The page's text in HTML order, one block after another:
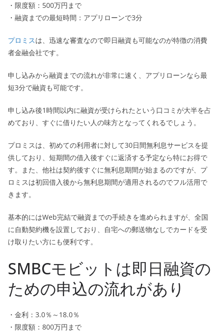
・限度額：500万円まで
・融資までの最短時間：アプリローンで3分
プロミスは、迅速な審査なので即日融資も可能なのが特徴の消費
者金融会社です。
申し込みから融資までの流れが非常に速く、アプリローンなら最
短3分で融資も可能です。
申し込み後1時間以内に融資が受けられたという口コミが大半を占
めており、すぐに借りたい人の味方となってくれるでしょう。
プロミスは、初めての利用者に対して30日間無利息サービスを提
供しており、短期間の借入後すぐに返済する予定なら特にお得で
す。また、他社は契約後すぐに無利息期間が始まるのですが、プ
ロミスは初回借入後から無利息期間が適用されるのでフル活用で
きます。
基本的にはWeb完結で融資までの手続きを進められますが、全国
に自動契約機を設置しており、自宅への郵送物なしでカードを受
け取りたい方にも便利です。
SMBCモビットは即日融資の
ための申込の流れがあり
・金利：3.0％～18.0％
・限度額：800万円まで